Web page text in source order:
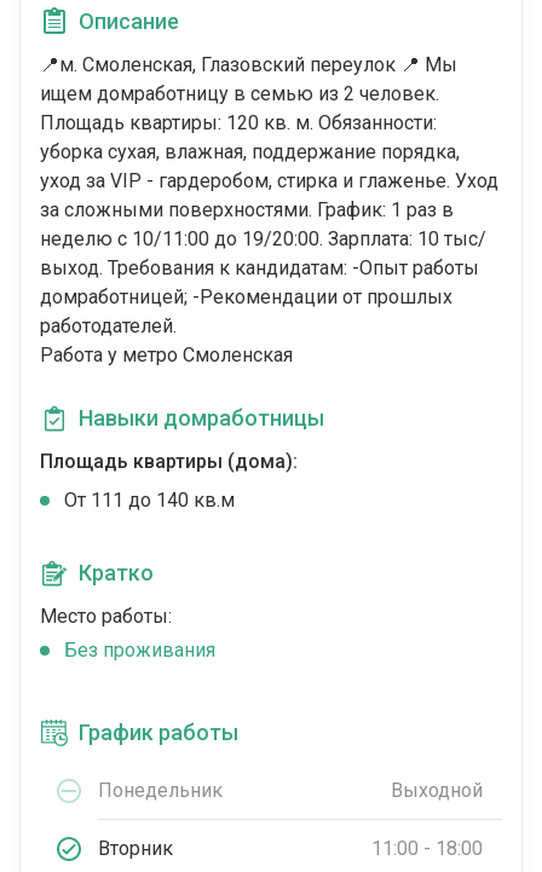
Описание
📍м. Смоленская, Глазовский переулок 📍 Мы
ищем домработницу в семью из 2 человек.
Площадь квартиры: 120 кв. м. Обязанности:
уборка сухая, влажная, поддержание порядка,
уход за VIP - гардеробом, стирка и глаженье. Уход
за сложными поверхностями. График: 1 раз в
неделю с 10/11:00 до 19/20:00. Зарплата: 10 тыс/
выход. Требования к кандидатам: -Опыт работы
домработницей; -Рекомендации от прошлых
работодателей.
Работа у метро Смоленская
Навыки домработницы
Площадь квартиры (дома):
От 111 до 140 кв.м
Кратко
Место работы:
Без проживания
График работы
Понедельник Выходной
Вторник 11:00 - 18:00